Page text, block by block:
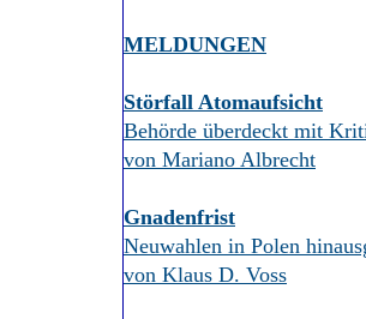
MELDUNGEN
Störfall Atomaufsicht
Behörde überdeckt mit
von Mariano Albrecht
Gnadenfrist
Neuwahlen in Polen
von Klaus D. Voss